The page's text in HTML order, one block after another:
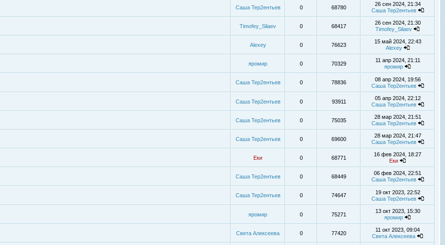
Саша Тер2ентьев 0 68780
26 сен 2024, 21:34
Саша Тер2ентьев
Timofey_Silaev 0 68417
26 сен 2024, 21:30
Timofey_Silaev
Alexey 0 76623
15 май 2024, 22:43
Alexey
яромир 0 70329
11 апр 2024, 21:11
яромир
Саша Тер2ентьев 0 78836
08 апр 2024, 19:56
Саша Тер2ентьев
Саша Тер2ентьев 0 93911
05 апр 2024, 22:12
Саша Тер2ентьев
Саша Тер2ентьев 0 75035
28 мар 2024, 21:51
Саша Тер2ентьев
Саша Тер2ентьев 0 69600
28 мар 2024, 21:47
Саша Тер2ентьев
Еки 0 68771
16 фев 2024, 18:27
Еки
Саша Тер2ентьев 0 68449
06 фев 2024, 22:51
Саша Тер2ентьев
Саша Тер2ентьев 0 74647
19 окт 2023, 22:52
Саша Тер2ентьев
яромир 0 75271
13 окт 2023, 15:30
яромир
Света Алексеева 0 77420
11 окт 2023, 09:04
Света Алексеева